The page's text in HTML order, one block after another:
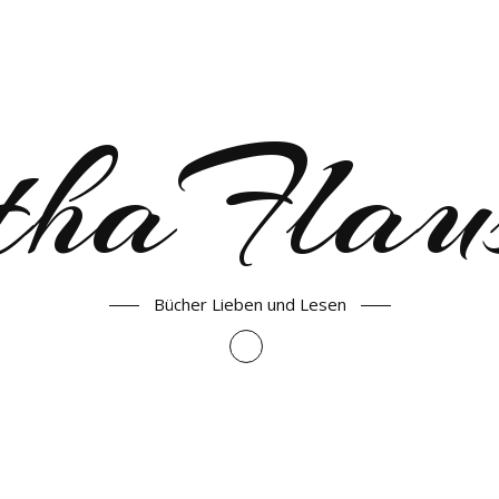
Bücher Lieben und Lesen